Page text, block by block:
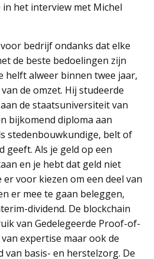
het interview met Michel
bedrijf ondanks dat elke
de beste bedoelingen zijn
helft alweer binnen twee jaar,
de omzet. Hij studeerde
de staatsuniversiteit van
bijkomend diploma aan
stedenbouwkundige, belt of
geeft. Als je geld op een
en je hebt dat geld niet
voor kiezen om een deel van
er mee te gaan beleggen,
dividend. De blockchain
van Gedelegeerde Proof-of-
expertise maar ook de
van basis- en herstelzorg. De